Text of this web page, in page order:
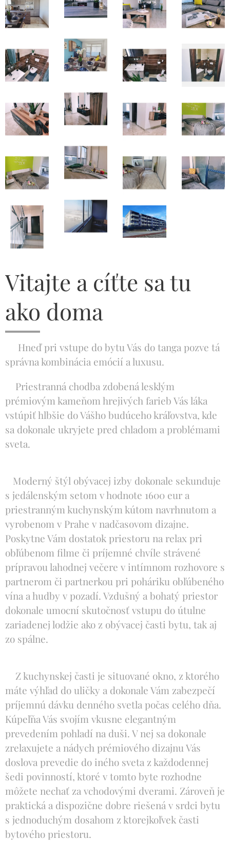
Vitajte a cíťte sa tu
ako doma
Hneď pri vstupe do bytu Vás do tanga pozve tá
správna kombinácia emócií a luxusu.
Priestranná chodba zdobená lesklým
prémiovým kameňom hrejivých farieb Vás láka
vstúpiť hlbšie do Vášho budúceho kráľovstva, kde
sa dokonale ukryjete pred chladom a problémami
sveta.
Moderný štýl obývacej izby dokonale sekunduje
s jedálenským setom v hodnote 1600 eur a
priestranným kuchynským kútom navrhnutom a
vyrobenom v Prahe v nadčasovom dizajne.
Poskytne Vám dostatok priestoru na relax pri
obľúbenom filme či príjemné chvíle strávené
prípravou lahodnej večere v intímnom rozhovore s
partnerom či partnerkou pri poháriku obľúbeného
vína a hudby v pozadí. Vzdušný a bohatý priestor
dokonale umocní skutočnosť vstupu do útulne
zariadenej lodžie ako z obývacej časti bytu, tak aj
zo spálne.
Z kuchynskej časti je situované okno, z ktorého
máte výhľad do uličky a dokonale Vám zabezpečí
príjemnú dávku denného svetla počas celého dňa.
Kúpeľňa Vás svojím vkusne elegantným
prevedením pohladí na duši. V nej sa dokonale
zrelaxujete a nádych prémiového dizajnu Vás
doslova prevedie do iného sveta z každodennej
šedi povinností, ktoré v tomto byte rozhodne
môžete nechať za vchodovými dverami. Zároveň je
praktická a dispozične dobre riešená v srdci bytu
s jednoduchým dosahom z ktorejkoľvek časti
bytového priestoru.